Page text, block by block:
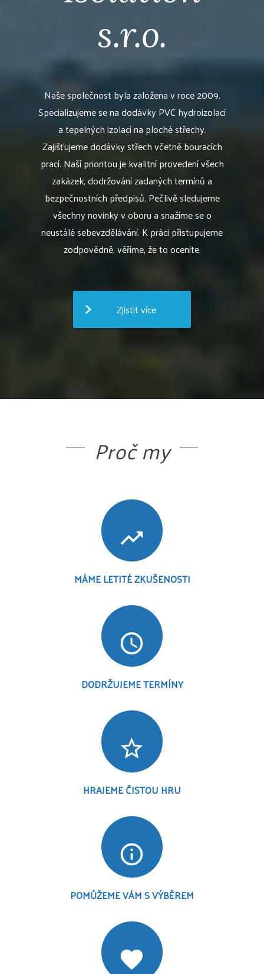
s.r.o.
Naše společnost byla založena v roce 2009.
Specializujeme se na dodávky PVC hydroizolací
a tepelných izolací na ploché střechy.
Zajišťujeme dodávky střech včetně bouracích
prací. Naší prioritou je kvalitní provedení všech
zakázek, dodržování zadaných termínů a
bezpečnostních předpisů. Pečlivě sledujeme
všechny novinky v oboru a snažíme se o
neustálé sebevzdělávání. K práci přistupujeme
zodpovědně, věříme, že to oceníte.
Zjistit více
Proč my
trending_up
MÁME LETITÉ ZKUŠENOSTI
access_time
DODRŽUJEME TERMÍNY
star_border
HRAJEME ČISTOU HRU
info_outline
POMŮŽEME VÁM S VÝBĚREM
favorite